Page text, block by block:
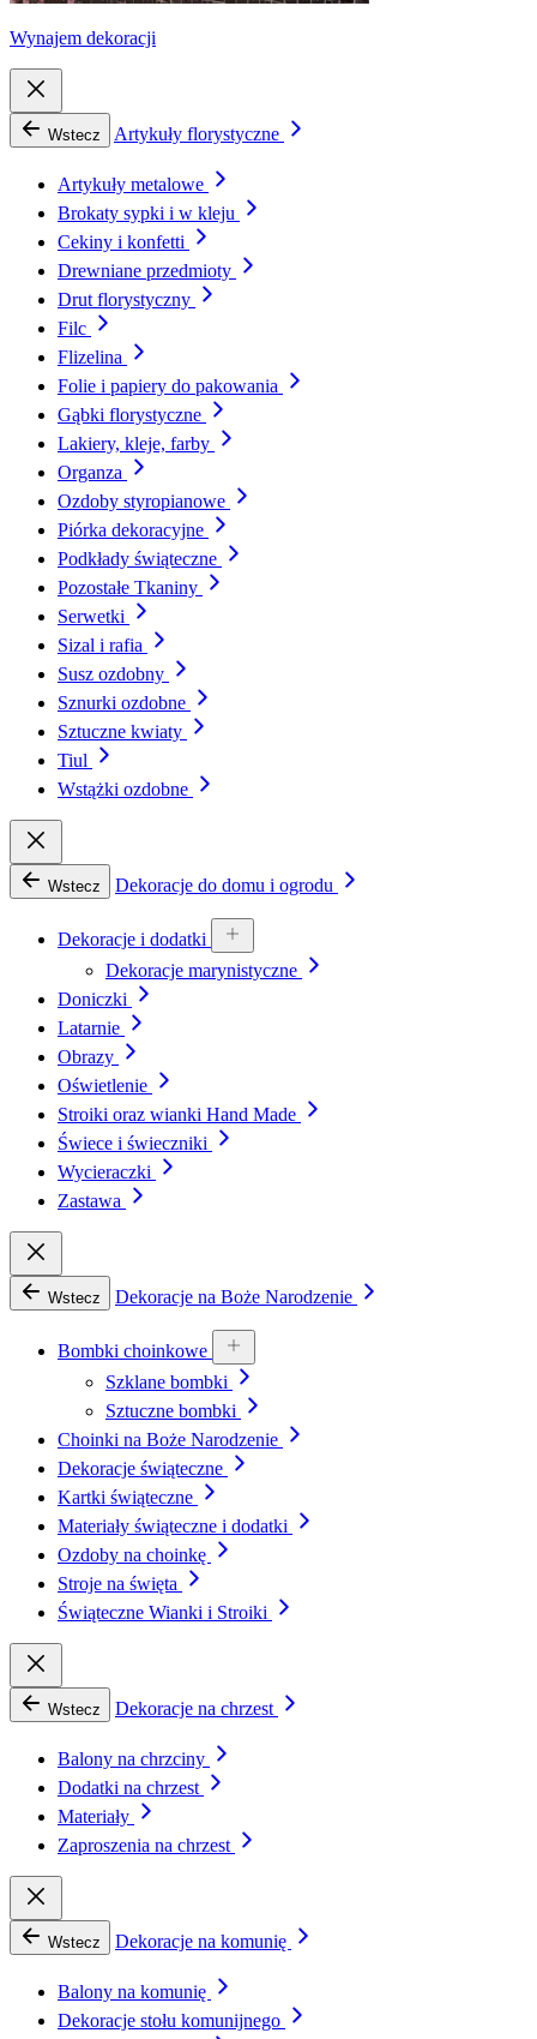
Wynajem dekoracji
Wstecz Artykuły florystyczne
Artykuły metalowe
Brokaty sypki i w kleju
Cekiny i konfetti
Drewniane przedmioty
Drut florystyczny
Filc
Flizelina
Folie i papiery do pakowania
Gąbki florystyczne
Lakiery, kleje, farby
Organza
Ozdoby styropianowe
Piórka dekoracyjne
Podkłady świąteczne
Pozostałe Tkaniny
Serwetki
Sizal i rafia
Susz ozdobny
Sznurki ozdobne
Sztuczne kwiaty
Tiul
Wstążki ozdobne
Wstecz Dekoracje do domu i ogrodu
Dekoracje i dodatki
Dekoracje marynistyczne
Doniczki
Latarnie
Obrazy
Oświetlenie
Stroiki oraz wianki Hand Made
Świece i świeczniki
Wycieraczki
Zastawa
Wstecz Dekoracje na Boże Narodzenie
Bombki choinkowe
Szklane bombki
Sztuczne bombki
Choinki na Boże Narodzenie
Dekoracje świąteczne
Kartki świąteczne
Materiały świąteczne i dodatki
Ozdoby na choinkę
Stroje na święta
Świąteczne Wianki i Stroiki
Wstecz Dekoracje na chrzest
Balony na chrzciny
Dodatki na chrzest
Materiały
Zaproszenia na chrzest
Wstecz Dekoracje na komunię
Balony na komunię
Dekoracje stołu komunijnego